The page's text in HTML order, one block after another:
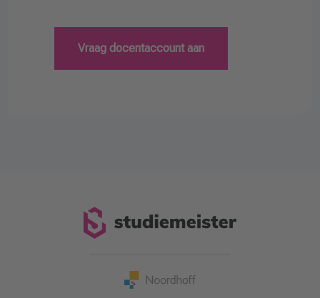
Vraag docentaccount aan